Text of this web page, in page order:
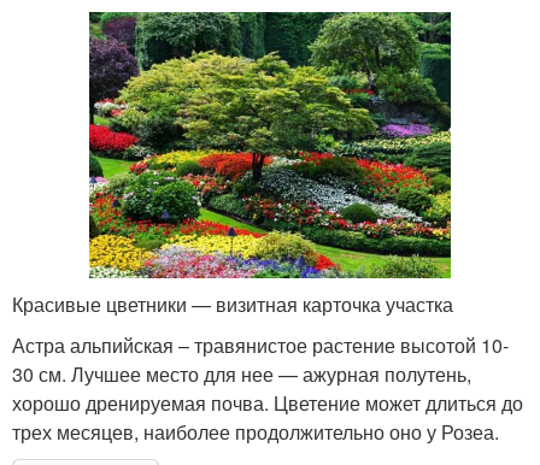
Красивые цветники — визитная карточка участка
Астра альпийская – травянистое растение высотой 10-
30 см. Лучшее место для нее — ажурная полутень,
хорошо дренируемая почва. Цветение может длиться до
трех месяцев, наиболее продолжительно оно у Розеа.